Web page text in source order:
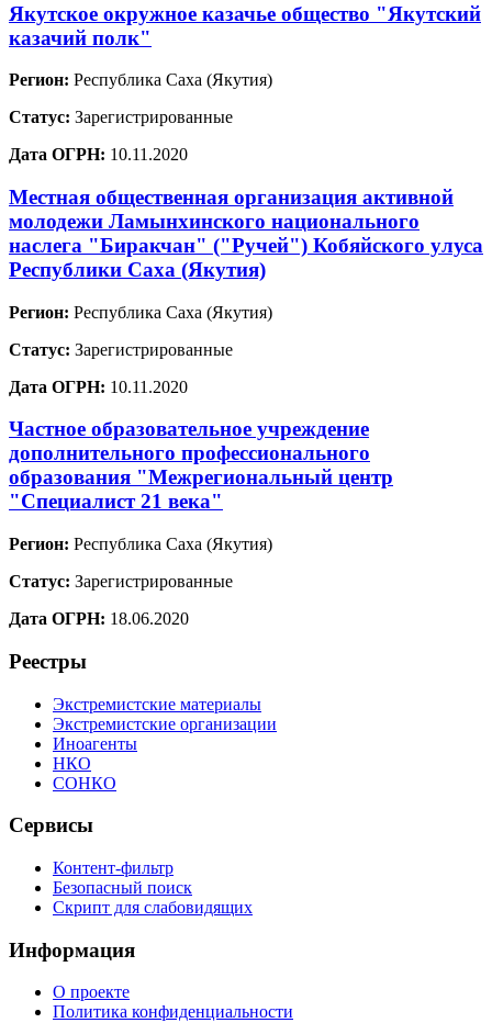
Якутское окружное казачье общество "Якутский
казачий полк"
Регион: Республика Саха (Якутия)
Статус: Зарегистрированные
Дата ОГРН: 10.11.2020
Местная общественная организация активной
молодежи Ламынхинского национального
наслега "Биракчан" ("Ручей") Кобяйского улуса
Республики Саха (Якутия)
Регион: Республика Саха (Якутия)
Статус: Зарегистрированные
Дата ОГРН: 10.11.2020
Частное образовательное учреждение
дополнительного профессионального
образования "Межрегиональный центр
"Специалист 21 века"
Регион: Республика Саха (Якутия)
Статус: Зарегистрированные
Дата ОГРН: 18.06.2020
Реестры
Экстремистские материалы
Экстремистские организации
Иноагенты
НКО
СОНКО
Сервисы
Контент-фильтр
Безопасный поиск
Скрипт для слабовидящих
Информация
О проекте
Политика конфиденциальности